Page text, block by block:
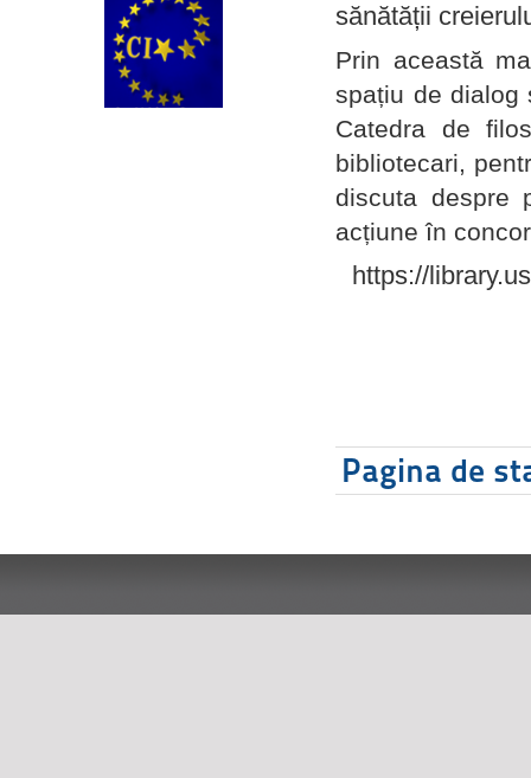
sănătății
Prin această
spațiu de dialog
Catedra de
bibliotecari,
discuta despre
acțiune în
https://
Pagina de